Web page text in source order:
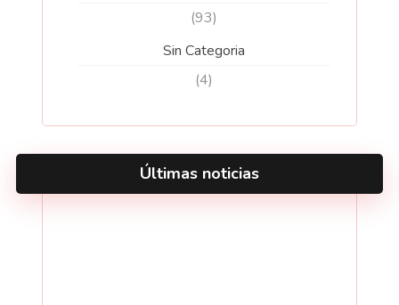
(93)
Sin Categoria
(4)
Últimas noticias